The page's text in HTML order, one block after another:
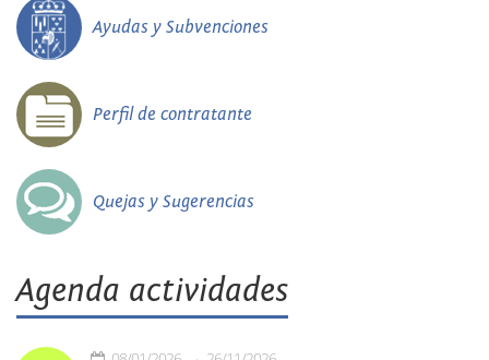
Ayudas y Subvenciones
Perfil de contratante
Quejas y Sugerencias
Agenda actividades